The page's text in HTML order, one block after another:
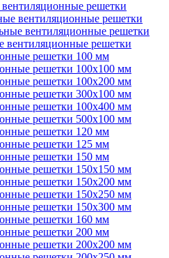
решетки
вентиляционные решетки
вентиляционные решетки
вентиляционные решетки
решетки 100 мм
решетки 100х100 мм
решетки 100х200 мм
решетки 300х100 мм
решетки 100х400 мм
решетки 500х100 мм
решетки 120 мм
решетки 125 мм
решетки 150 мм
решетки 150х150 мм
решетки 150х200 мм
решетки 150х250 мм
решетки 150х300 мм
решетки 160 мм
решетки 200 мм
решетки 200х200 мм